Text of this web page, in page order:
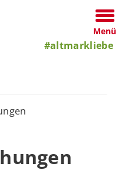
Menü
#altmarkliebe